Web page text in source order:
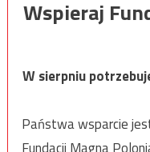
Wspieraj
W sierpniu
Państwa wsparcie